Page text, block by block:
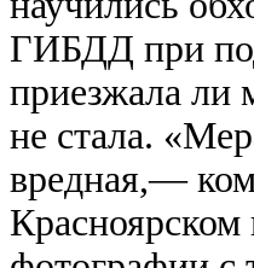
ГИБДД при
приезжала ли
не стала.
вредная,—